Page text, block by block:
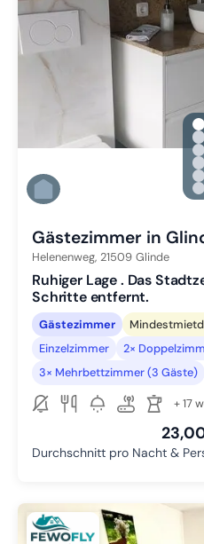
Gästezimmer in
Helenenweg, 21509 Glinde
Ruhiger Lage . Das
Schritte entfernt.
Gästezimmer
Einzelzimmer
2×
3× Mehrbettzimmer (3 Gäste)
+ 17
Durchschnitt pro Nacht &